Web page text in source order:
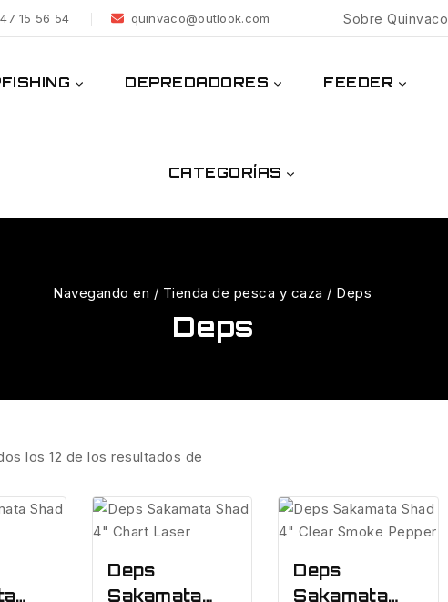
15 56 54 quinvaco@outlook.com Sobre Quinvaco
DEPREDADORES FEEDER
CATEGORÍAS
Navegando en / Tienda de pesca y caza / Deps
Deps
los12 de los resultados de
Deps
Sakamata
Deps
Sakamata